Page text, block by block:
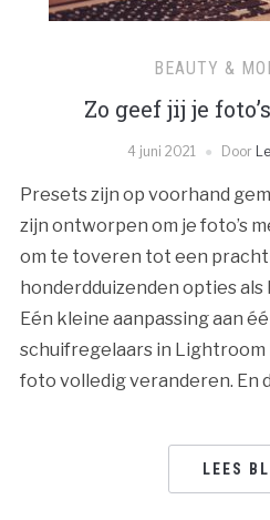
BEAUTY &
Zo geef jij je
4 juni 2021 Door
Presets zijn op voorhand
zijn ontworpen om je foto’s
om te toveren tot een
honderdduizenden opties
Eén kleine aanpassing aan
schuifregelaars in
foto volledig veranderen. En
LEES